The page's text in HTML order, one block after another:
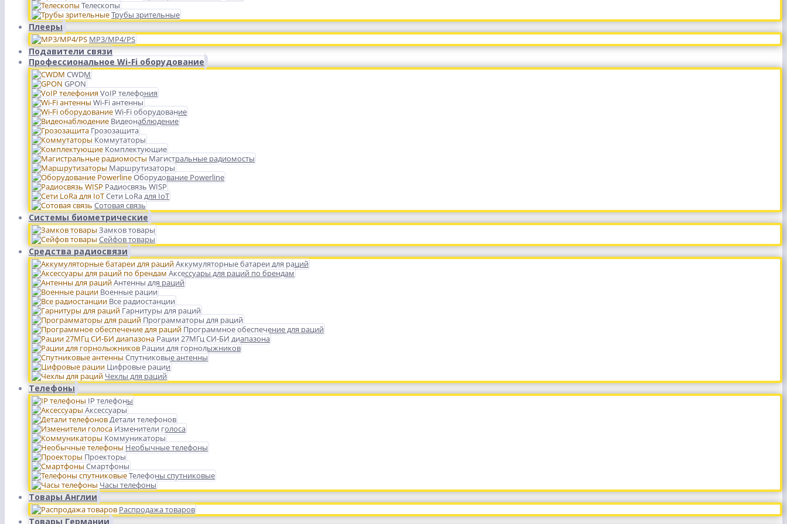
Телескопы
Трубы зрительные
Плееры
MP3/MP4/PS
Подавители связи
Профессиональное Wi-Fi оборудование
CWDM
GPON
VoIP телефония
Wi-Fi антенны
Wi-Fi оборудование
Видеонаблюдение
Грозозащита
Коммутаторы
Комплектующие
Магистральные радиомосты
Маршрутизаторы
Оборудование Powerline
Радиосвязь WISP
Сети LoRa для IoT
Сотовая связь
Системы биометрические
Замков товары
Сейфов товары
Средства радиосвязи
Аккумуляторные батареи для раций
Аксессуары для раций по брендам
Антенны для раций
Военные рации
Все радиостанции
Гарнитуры для раций
Программаторы для раций
Программное обеспечение для раций
Рации 27МГц СИ-БИ диапазона
Рации для горнолыжников
Спутниковые антенны
Цифровые рации
Чехлы для раций
Телефоны
IP телефоны
Аксессуары
Детали телефонов
Изменители голоса
Коммуникаторы
Необычные телефоны
Проекторы
Смартфоны
Телефоны спутниковые
Часы телефоны
Товары Англии
Распродажа товаров
Товары Германии